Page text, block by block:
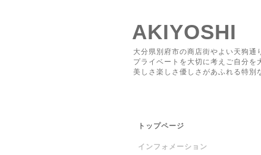
AKIYOSHI
大分県別府市の商店街やよい天狗通
プライベートを大切に考えご自分を
美しさ楽しさ優しさがあふれる特別
トップページ
インフォメーション